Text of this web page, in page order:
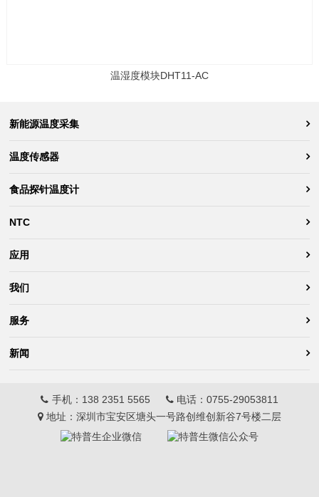
温湿度模块DHT11-AC
新能源温度采集
温度传感器
食品探针温度计
NTC
应用
我们
服务
新闻
手机： 138 2351 5565 电话： 0755-29053811
地址：深圳市宝安区塘头一号路创维创新谷7号楼二层